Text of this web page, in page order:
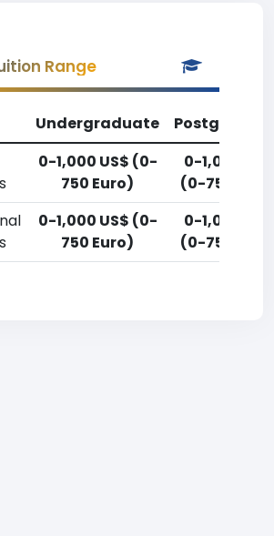
Range
Undergraduate
0-1,000 US$ (0-
750 Euro)
0-1,000 US$
(0-750
0-1,000 US$ (0-
750 Euro)
0-1,000 US$
(0-750